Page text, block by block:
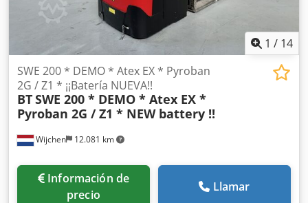
1 / 14
Wijchen 12.081 km
SWE 200 * DEMO * Atex EX * Pyroban
2G / Z1 * ¡¡Batería NUEVA!!
BTSWE 200 * DEMO * Atex EX *
Pyroban 2G / Z1 * NEW battery !!
Información de
precio
Llamar